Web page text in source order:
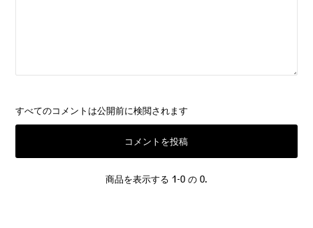
すべてのコメントは公開前に検閲されます
商品を表示する 1-0 の 0.